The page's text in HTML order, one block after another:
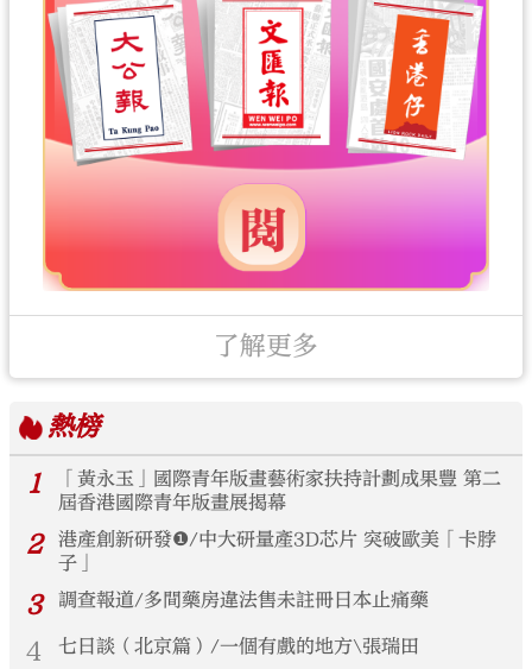
了解更多
熱榜
1
「黃永玉」國際青年版畫藝術家扶持計劃成果豐 第二
屆香港國際青年版畫展揭幕
2
港產創新研發❶/中大研量產3D芯片 突破歐美「卡脖
子」
3 調查報道/多間藥房違法售未註冊日本止痛藥
4 七日談（北京篇）/一個有戲的地方\張瑞田